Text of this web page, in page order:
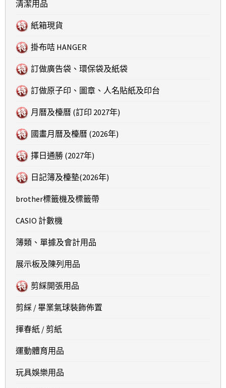
清潔用品
紙箱現貨
掛布咭 HANGER
訂做廣告袋、環保袋及紙袋
訂做原子印、圖章、人名貼紙及印台
月曆及檯曆 (訂印 2027年)
國畫月曆及檯曆 (2026年)
擇日通勝 (2027年)
日記簿及檯墊(2026年)
brother標籤機及標籤帶
CASIO 計數機
簿類、單據及會計用品
展示板及陳列用品
剪綵開張用品
剪綵 / 畢業氣球裝飾佈置
揮春紙 / 剪紙
運動體育用品
玩具娛樂用品